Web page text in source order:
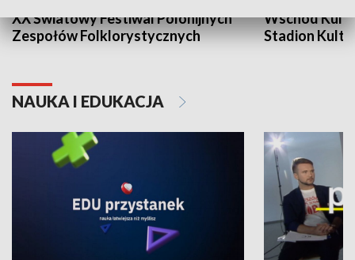
XX Światowy Festiwal Polonijnych
Zespołów Folklorystycznych
Wschód
Stadion
NAUKA I EDUKACJA